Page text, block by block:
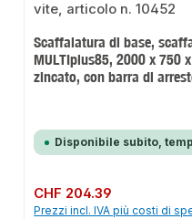
Scaffalatura di base,
MULTIplus85, 2000 x 750
zincato, con barra di
Disponibile subito,
Prezzo normale:
CHF 204.39
Prezzi incl. IVA più costi di